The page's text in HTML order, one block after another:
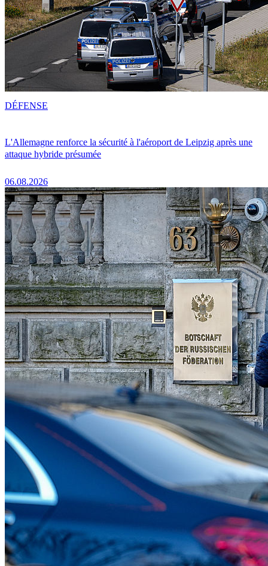
L'Allemagne renforce la sécurité à l'aéroport de Leipzig après une
attaque hybride présumée
06.08.2026
DÉFENSE